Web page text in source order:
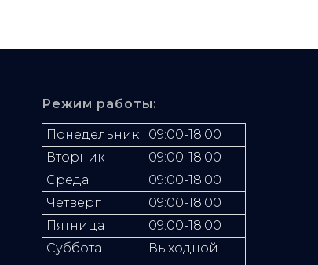
Режим работы:
Понедельник
09:00-18:00
Вторник
09:00-18:00
Среда
09:00-18:00
Четверг
09:00-18:00
Пятница
09:00-18:00
Суббота
Выходной